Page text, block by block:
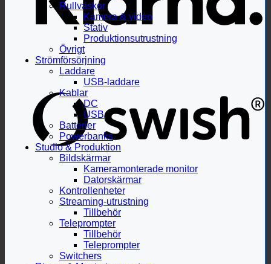
Rullväskor
Kamera & video
Stativ
Produktionsutrustning
Övrigt
Strömförsörjning
Laddare
USB-laddare
Kablar
DC
USB
Batterier
Powerbanks
Studio & Produktion
Bildskärmar
Kameramonterade monitor
Datorskärmar
Kontrollenheter
Streaming-utrustning
Tillbehör
Teleprompter
Tillbehör
Teleprompter
Switchers